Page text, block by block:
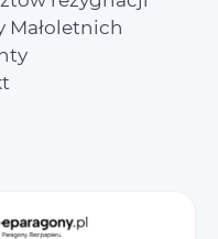
Małoletnich